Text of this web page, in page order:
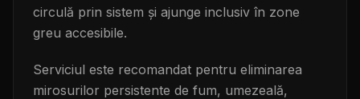
circulă prin sistem și ajunge inclusiv în zone
greu accesibile.
Serviciul este recomandat pentru eliminarea
mirosurilor persistente de fum, umezeală,